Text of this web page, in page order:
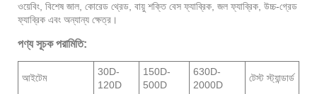
ওয়েবিং, বিশেষ জাল, কোরেড থ্রেড, বায়ু শক্তি বেস ফ্যাব্রিক, জল ফ্যাব্রিক, উচ্চ-গ্রেড
ফ্যাব্রিক এবং অন্যান্য ক্ষেত্র।
পণ্য সূচক পরামিতি:
আইটেম
30D-
120D
150D-
500D
630D-
2000D
টেস্ট স্ট্যান্ডার্ড